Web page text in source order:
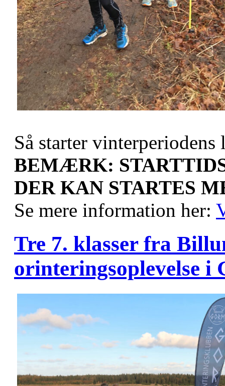
Så starter
BEMÆRK:
DER KAN STARTES
Se mere information her:
Tre 7. klasser fra
orinteringsoplevelse i